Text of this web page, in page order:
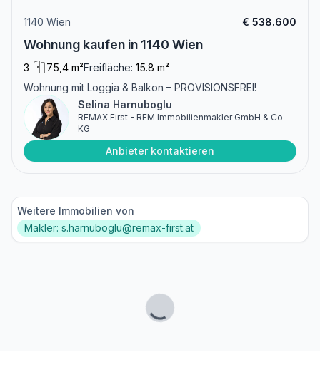
1140 Wien € 538.600
Wohnung kaufen in 1140 Wien
3 75,4 m²Freifläche: 15.8 m²
Wohnung mit Loggia & Balkon – PROVISIONSFREI!
Selina Harnuboglu
REMAX First - REM Immobilienmakler GmbH & Co
KG
Anbieter kontaktieren
Weitere Immobilien von
Makler: s.harnuboglu@remax-first.at